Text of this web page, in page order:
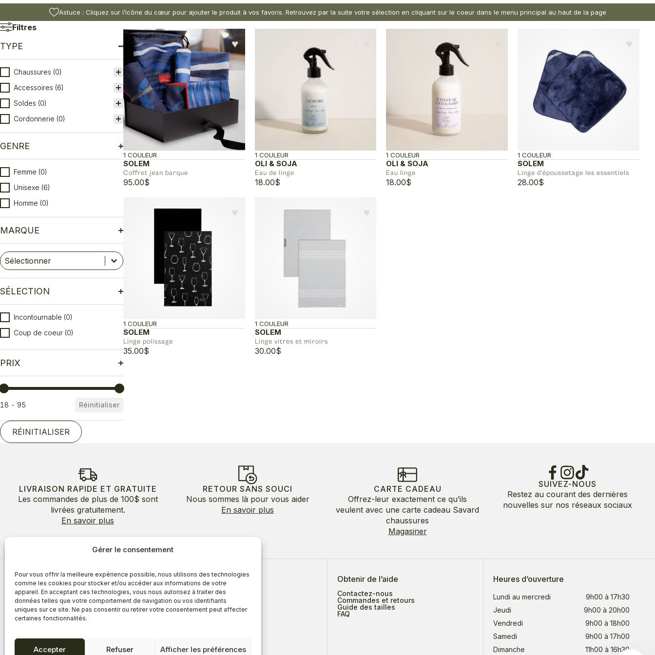
Gérer le consentement
Pour vous offrir la meilleure expérience possible, nous utilisons des technologies
comme les cookies pour stocker et/ou accéder aux informations de votre
appareil. En acceptant ces technologies, vous nous autorisez à traiter des
données telles que votre comportement de navigation ou vos identifiants
uniques sur ce site. Ne pas consentir ou retirer votre consentement peut affecter
certaines fonctionnalités.
Accepter Refuser Afficher les préférences
Astuce : Cliquez sur l’icône du cœur pour ajouter le produit à vos favoris. Retrouvez par la suite votre sélection en cliquant sur le coeur dans le menu principal au haut de la page
Filtres
TYPE
TypeChaussures (0)
Accessoires (6)
Soldes (0)
Cordonnerie (0)
GENRE
Genre
Femme (0)
Unisexe (6)
Homme (0)
MARQUE
Marque
Sélectionnez le contenu
Sélectionnez le contenu
SÉLECTION
Sélection
Incontournable (0)
Coup de coeur (0)
PRIX
Prix
18 - 95 Réinitialiser
RÉINITIALISER
♥︎
SOLEM
Coffret jean barque
1 COULEUR
95.00$
OLI & SOJA
Eau de linge
1 COULEUR
18.00$
OLI & SOJA
Eau linge
1 COULEUR
18.00$
♥︎
SOLEM
Linge d'époussetage les essentiels
1 COULEUR
28.00$
♥︎
SOLEM
Linge polissage
1 COULEUR
35.00$
♥︎
SOLEM
Linge vitres et miroirs
1 COULEUR
30.00$
LIVRAISON RAPIDE ET GRATUITE
Les commandes de plus de 100$ sont
livrées gratuitement.
En savoir plus
RETOUR SANS SOUCI
Nous sommes là pour vous aider
En savoir plus
CARTE CADEAU
Offrez-leur exactement ce qu’ils
veulent avec une carte cadeau Savard
chaussures
Magasiner
SUIVEZ-NOUS
Restez au courant des dernières
nouvelles sur nos réseaux sociaux
À propos de nous
À propos
Avantages
Blogue
Témoignages
Obtenir de l’aide
Contactez-nous
Commandes et retours
Guide des tailles
FAQ
Heures d’ouverture
Lundi au mercredi
9h00 à 17h30
Jeudi
9h00 à 20h00
Vendredi
9h00 à 18h00
Samedi
9h00 à 17h00
Dimanche
11h00 à 16h30